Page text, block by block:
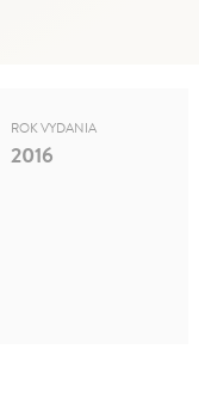
ROK VYDANIA
2016